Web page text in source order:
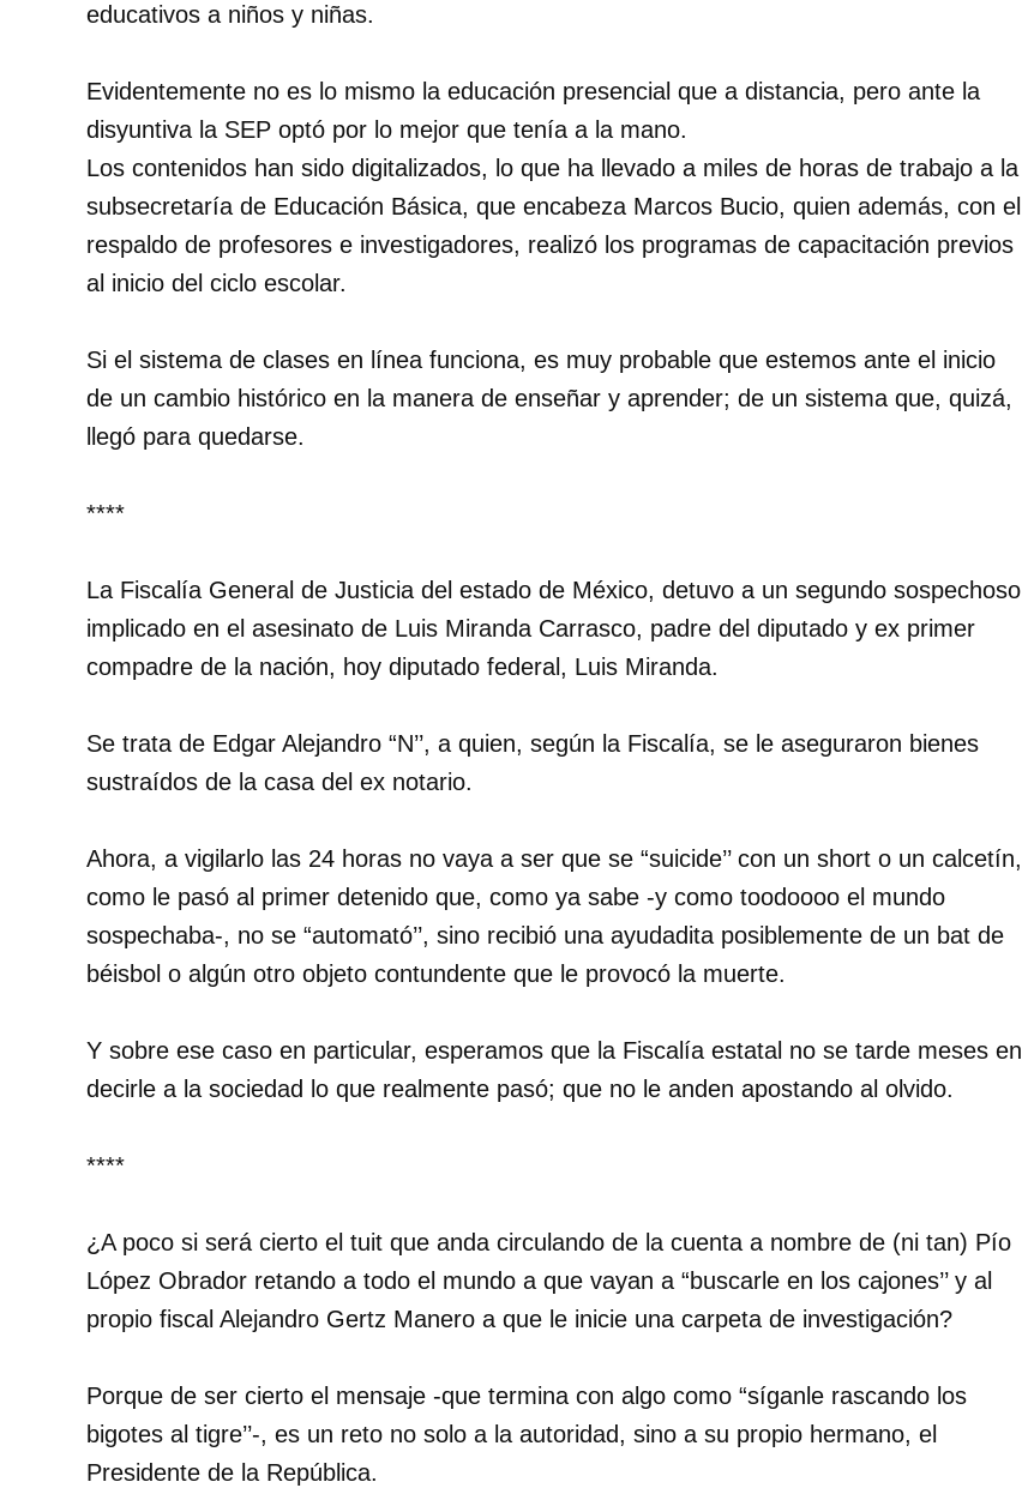
educativos a niños y niñas.
Evidentemente no es lo mismo la educación presencial que a distancia, pero ante la
disyuntiva la SEP optó por lo mejor que tenía a la mano.
Los contenidos han sido digitalizados, lo que ha llevado a miles de horas de trabajo a la
subsecretaría de Educación Básica, que encabeza Marcos Bucio, quien además, con el
respaldo de profesores e investigadores, realizó los programas de capacitación previos
al inicio del ciclo escolar.
Si el sistema de clases en línea funciona, es muy probable que estemos ante el inicio
de un cambio histórico en la manera de enseñar y aprender; de un sistema que, quizá,
llegó para quedarse.
****
La Fiscalía General de Justicia del estado de México, detuvo a un segundo sospechoso
implicado en el asesinato de Luis Miranda Carrasco, padre del diputado y ex primer
compadre de la nación, hoy diputado federal, Luis Miranda.
Se trata de Edgar Alejandro “N’’, a quien, según la Fiscalía, se le aseguraron bienes
sustraídos de la casa del ex notario.
Ahora, a vigilarlo las 24 horas no vaya a ser que se “suicide’’ con un short o un calcetín,
como le pasó al primer detenido que, como ya sabe -y como toodoooo el mundo
sospechaba-, no se “automató’’, sino recibió una ayudadita posiblemente de un bat de
béisbol o algún otro objeto contundente que le provocó la muerte.
Y sobre ese caso en particular, esperamos que la Fiscalía estatal no se tarde meses en
decirle a la sociedad lo que realmente pasó; que no le anden apostando al olvido.
****
¿A poco si será cierto el tuit que anda circulando de la cuenta a nombre de (ni tan) Pío
López Obrador retando a todo el mundo a que vayan a “buscarle en los cajones’’ y al
propio fiscal Alejandro Gertz Manero a que le inicie una carpeta de investigación?
Porque de ser cierto el mensaje -que termina con algo como “síganle rascando los
bigotes al tigre’’-, es un reto no solo a la autoridad, sino a su propio hermano, el
Presidente de la República.